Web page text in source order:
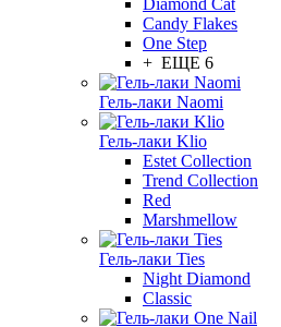
Diamond Cat
Candy Flakes
One Step
+ ЕЩЕ 6
Гель-лаки Naomi
Гель-лаки Klio
Estet Collection
Trend Collection
Red
Marshmellow
Гель-лаки Ties
Night Diamond
Classic